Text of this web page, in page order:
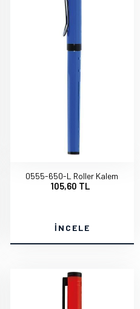
0555-650-L Roller Kalem
105,60 TL
İNCELE